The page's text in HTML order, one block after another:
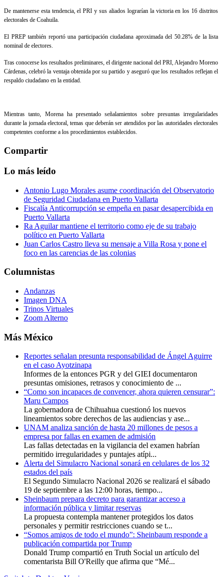
De mantenerse esta tendencia, el PRI y sus aliados lograrían la victoria en los 16 distritos
electorales de Coahuila.
El PREP también reportó una participación ciudadana aproximada del 50.28% de la lista
nominal de electores.
Tras conocerse los resultados preliminares, el dirigente nacional del PRI, Alejandro Moreno
Cárdenas, celebró la ventaja obtenida por su partido y aseguró que los resultados reflejan el
respaldo ciudadano en la entidad.
Mientras tanto, Morena ha presentado señalamientos sobre presuntas irregularidades
durante la jornada electoral, temas que deberán ser atendidos por las autoridades electorales
competentes conforme a los procedimientos establecidos.
Compartir
Lo más leído
Antonio Lugo Morales asume coordinación del Observatorio
de Seguridad Ciudadana en Puerto Vallarta
Fiscalía Anticorrupción se empeña en pasar desapercibida en
Puerto Vallarta
Ra Aguilar mantiene el territorio como eje de su trabajo
político en Puerto Vallarta
Juan Carlos Castro lleva su mensaje a Villa Rosa y pone el
foco en las carencias de las colonias
Columnistas
Andanzas
Imagen DNA
Trinos Virtuales
Zoom Alterno
Más México
Reportes señalan presunta responsabilidad de Ángel Aguirre
en el caso Ayotzinapa
Informes de la entonces PGR y del GIEI documentaron
presuntas omisiones, retrasos y conocimiento de ...
“Como son incapaces de convencer, ahora quieren censurar”:
Maru Campos
La gobernadora de Chihuahua cuestionó los nuevos
lineamientos sobre derechos de las audiencias y ase...
UNAM analiza sanción de hasta 20 millones de pesos a
empresa por fallas en examen de admisión
Las fallas detectadas en la vigilancia del examen habrían
permitido irregularidades y puntajes atípi...
Alerta del Simulacro Nacional sonará en celulares de los 32
estados del país
El Segundo Simulacro Nacional 2026 se realizará el sábado
19 de septiembre a las 12:00 horas, tiempo...
Sheinbaum prepara decreto para garantizar acceso a
información pública y limitar reservas
La propuesta contempla mantener protegidos los datos
personales y permitir restricciones cuando se t...
“Somos amigos de todo el mundo”: Sheinbaum responde a
publicación compartida por Trump
Donald Trump compartió en Truth Social un artículo del
comentarista Bill O'Reilly que afirma que “Mé...